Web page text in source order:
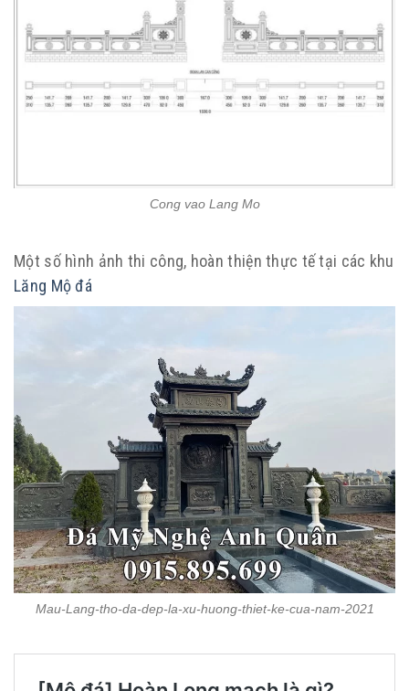
Cong vao Lang Mo
Một số hình ảnh thi công, hoàn thiện thực tế tại các khu
Lăng Mộ đá
Mau-Lang-tho-da-dep-la-xu-huong-thiet-ke-cua-nam-2021